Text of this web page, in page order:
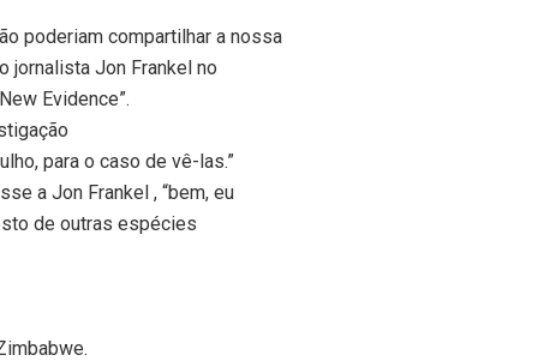
poderiam compartilhar a nossa
jornalista Jon Frankel no
Evidence”.
para o caso de vê-las.”
a Jon Frankel , “bem, eu
de outras espécies